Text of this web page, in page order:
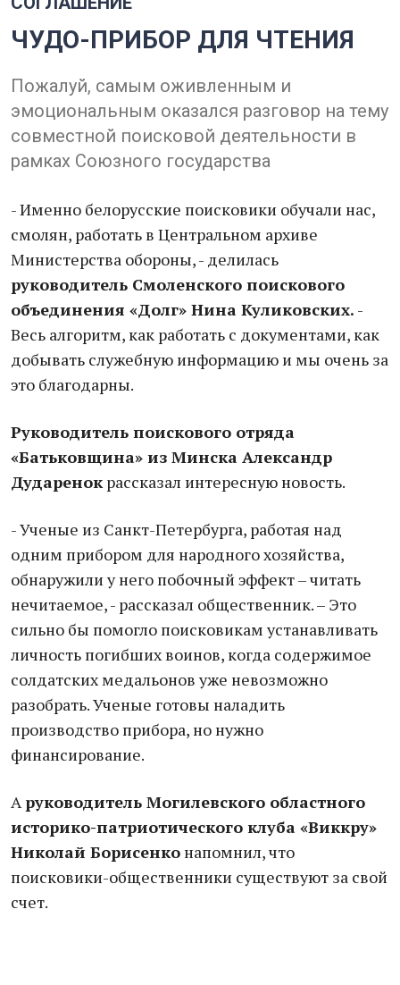
ЧУДО-ПРИБОР ДЛЯ ЧТЕНИЯ
Пожалуй, самым оживленным и
эмоциональным оказался разговор на тему
совместной поисковой деятельности в
рамках Союзного государства
- Именно белорусские поисковики обучали нас,
смолян, работать в Центральном архиве
Министерства обороны, - делилась
руководитель Смоленского поискового
объединения «Долг» Нина Куликовских. -
Весь алгоритм, как работать с документами, как
добывать служебную информацию и мы очень за
это благодарны.
Руководитель поискового отряда
«Батьковщина» из Минска Александр
Дударенокрассказал интересную новость.
- Ученые из Санкт-Петербурга, работая над
одним прибором для народного хозяйства,
обнаружили у него побочный эффект – читать
нечитаемое, - рассказал общественник. – Это
сильно бы помогло поисковикам устанавливать
личность погибших воинов, когда содержимое
солдатских медальонов уже невозможно
разобрать. Ученые готовы наладить
производство прибора, но нужно
финансирование.
Аруководитель Могилевского областного
историко-патриотического клуба «Виккру»
Николай Борисенко напомнил, что
поисковики-общественники существуют за свой
счет.